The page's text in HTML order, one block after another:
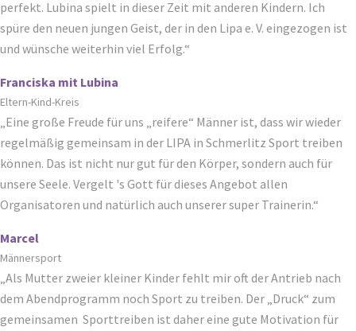
perfekt. Lubina spielt in dieser Zeit mit anderen Kindern. Ich
spüre den neuen jungen Geist, der in den Lipa e. V. eingezogen ist
und wünsche weiterhin viel Erfolg.“
Franciska mit Lubina
Eltern-Kind-Kreis
„Eine große Freude für uns „reifere“ Männer ist, dass wir wieder
regelmäßig gemeinsam in der LIPA in Schmerlitz Sport treiben
können. Das ist nicht nur gut für den Körper, sondern auch für
unsere Seele. Vergelt 's Gott für dieses Angebot allen
Organisatoren und natürlich auch unserer super Trainerin.“
Marcel
Männersport
„Als Mutter zweier kleiner Kinder fehlt mir oft der Antrieb nach
dem Abendprogramm noch Sport zu treiben. Der „Druck“ zum
gemeinsamen Sporttreiben ist daher eine gute Motivation für